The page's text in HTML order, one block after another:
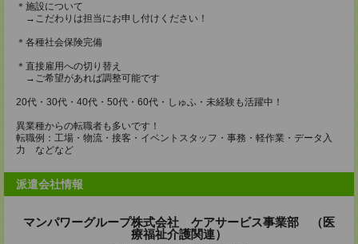
＊施設について
→こだわりは担当にお申し付けください！
＊各種社会保険完備
＊直接雇用への切り替え
→ご希望があれば調整可能です
20代・30代・40代・50代・60代・しゅふ・未経験も活躍中！
異業種からの転職者も多いです！
転職例：工場・物流・接客・イベントスタッフ・事務・軽作業・データ入
力 などなど
派遣会社情報
マンパワーグループ株式会社 ケアサービス事業部 （医
療福祉介護関連）